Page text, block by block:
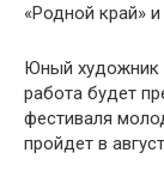
«Родной край»
Юный художник
работа будет
фестиваля
пройдет в